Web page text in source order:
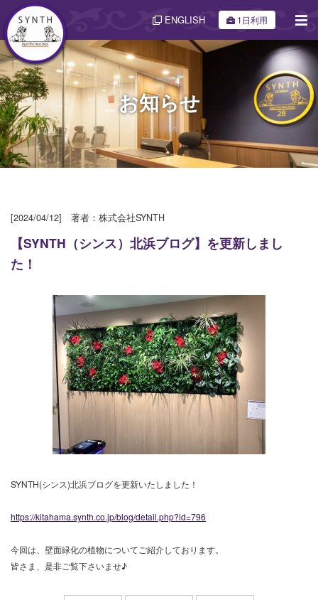
ENGLISH 1日利用
お知らせ
[2024/04/12] 著者：株式会社SYNTH
【SYNTH（シンス）北浜ブログ】を更新しまし
た！
SYNTH(シンス)北浜ブログを更新いたしました！
https://kitahama.synth.co.jp/blog/detail.php?id=796
今回は、壁面緑化の植物についてご紹介しております。
皆さま、是非ご覧下さいませ♪